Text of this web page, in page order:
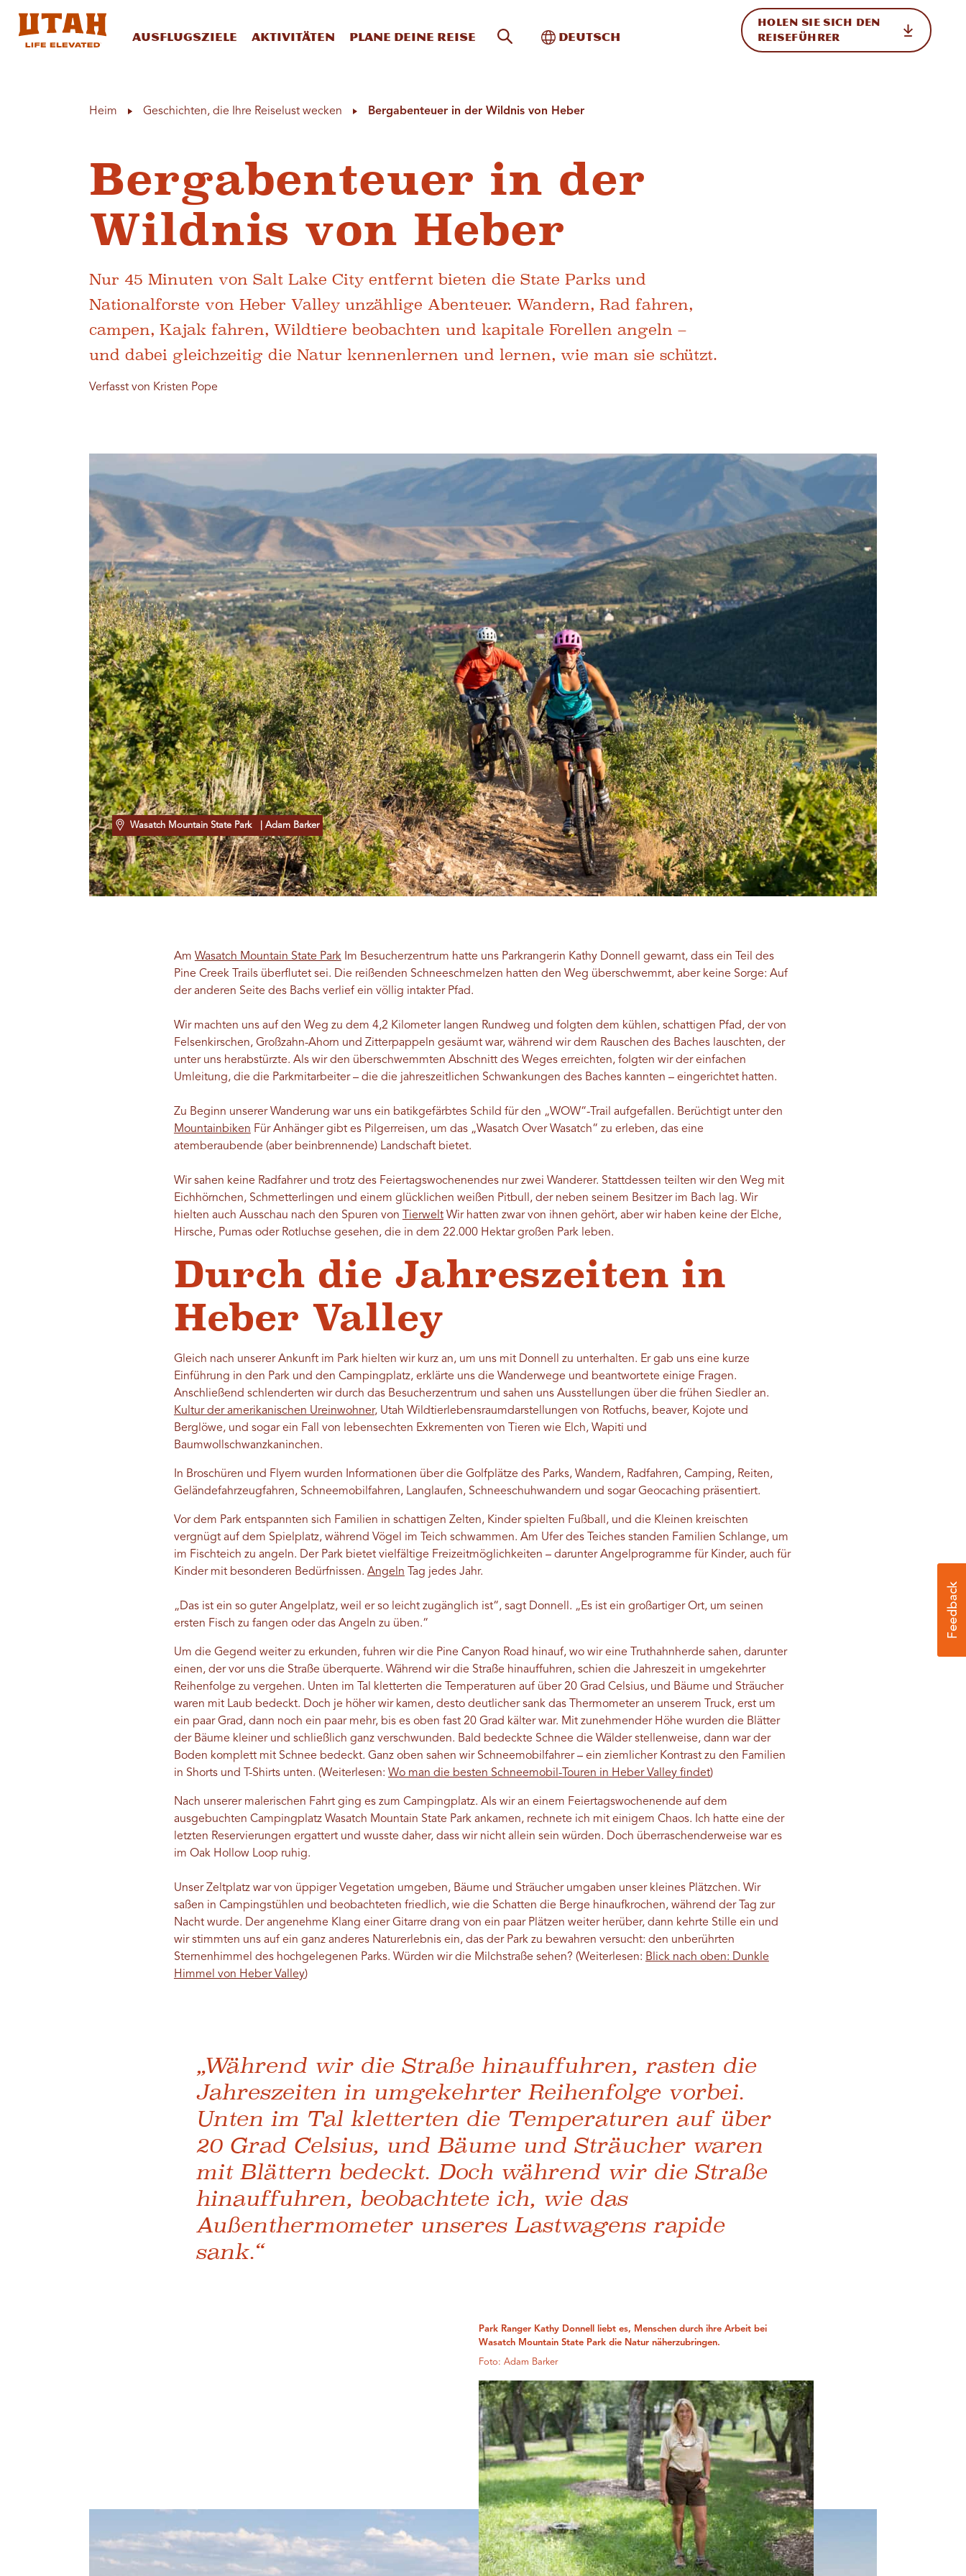
Ausflugsziele Aktivitäten Plane deine Reise Website-Suche
Toggle International
Deutsch
HOLEN SIE SICH DEN
REISEFÜHRER
Heim Geschichten, die Ihre Reiselust wecken Bergabenteuer in der Wildnis von Heber
Bergabenteuer in der
Wildnis von Heber
Nur 45 Minuten von Salt Lake City entfernt bieten die State Parks und
Nationalforste von Heber Valley unzählige Abenteuer. Wandern, Rad fahren,
campen, Kajak fahren, Wildtiere beobachten und kapitale Forellen angeln –
und dabei gleichzeitig die Natur kennenlernen und lernen, wie man sie schützt.
Verfasst von Kristen Pope
Wasatch Mountain State Park | Adam Barker
Am Wasatch Mountain State ParkIm Besucherzentrum hatte uns Parkrangerin Kathy Donnell gewarnt, dass ein Teil des
Pine Creek Trails überflutet sei. Die reißenden Schneeschmelzen hatten den Weg überschwemmt, aber keine Sorge: Auf
der anderen Seite des Bachs verlief ein völlig intakter Pfad.
Wir machten uns auf den Weg zu dem 4,2 Kilometer langen Rundweg und folgten dem kühlen, schattigen Pfad, der von
Felsenkirschen, Großzahn-Ahorn und Zitterpappeln gesäumt war, während wir dem Rauschen des Baches lauschten, der
unter uns herabstürzte. Als wir den überschwemmten Abschnitt des Weges erreichten, folgten wir der einfachen
Umleitung, die die Parkmitarbeiter – die die jahreszeitlichen Schwankungen des Baches kannten – eingerichtet hatten.
Zu Beginn unserer Wanderung war uns ein batikgefärbtes Schild für den „WOW“-Trail aufgefallen. Berüchtigt unter den
Mountainbiken Für Anhänger gibt es Pilgerreisen, um das „Wasatch Over Wasatch“ zu erleben, das eine
atemberaubende (aber beinbrennende) Landschaft bietet.
Wir sahen keine Radfahrer und trotz des Feiertagswochenendes nur zwei Wanderer. Stattdessen teilten wir den Weg mit
Eichhörnchen, Schmetterlingen und einem glücklichen weißen Pitbull, der neben seinem Besitzer im Bach lag. Wir
hielten auch Ausschau nach den Spuren von
TierweltWir hatten zwar von ihnen gehört, aber wir haben keine der Elche,
Hirsche, Pumas oder Rotluchse gesehen, die in dem 22.000 Hektar großen Park leben.
Durch die Jahreszeiten in
Heber Valley
Gleich nach unserer Ankunft im Park hielten wir kurz an, um uns mit Donnell zu unterhalten. Er gab uns eine kurze
Einführung in den Park und den Campingplatz, erklärte uns die Wanderwege und beantwortete einige Fragen.
Anschließend schlenderten wir durch das Besucherzentrum und sahen uns Ausstellungen über die frühen Siedler an.
Kultur der amerikanischen Ureinwohner, Utah Wildtierlebensraumdarstellungen von Rotfuchs, beaver, Kojote und
Berglöwe, und sogar ein Fall von lebensechten Exkrementen von Tieren wie Elch, Wapiti und
Baumwollschwanzkaninchen.
In Broschüren und Flyern wurden Informationen über die Golfplätze des Parks, Wandern, Radfahren, Camping, Reiten,
Geländefahrzeugfahren, Schneemobilfahren, Langlaufen, Schneeschuhwandern und sogar Geocaching präsentiert.
Vor dem Park entspannten sich Familien in schattigen Zelten, Kinder spielten Fußball, und die Kleinen kreischten
vergnügt auf dem Spielplatz, während Vögel im Teich schwammen. Am Ufer des Teiches standen Familien Schlange, um
im Fischteich zu angeln. Der Park bietet vielfältige Freizeitmöglichkeiten – darunter Angelprogramme für Kinder, auch für
Kinder mit besonderen Bedürfnissen. Angeln Tag jedes Jahr.
„Das ist ein so guter Angelplatz, weil er so leicht zugänglich ist“, sagt Donnell. „Es ist ein großartiger Ort, um seinen
ersten Fisch zu fangen oder das Angeln zu üben.“
Um die Gegend weiter zu erkunden, fuhren wir die Pine Canyon Road hinauf, wo wir eine Truthahnherde sahen, darunter
einen, der vor uns die Straße überquerte. Während wir die Straße hinauffuhren, schien die Jahreszeit in umgekehrter
Reihenfolge zu vergehen. Unten im Tal kletterten die Temperaturen auf über 20 Grad Celsius, und Bäume und Sträucher
waren mit Laub bedeckt. Doch je höher wir kamen, desto deutlicher sank das Thermometer an unserem Truck, erst um
ein paar Grad, dann noch ein paar mehr, bis es oben fast 20 Grad kälter war. Mit zunehmender Höhe wurden die Blätter
der Bäume kleiner und schließlich ganz verschwunden. Bald bedeckte Schnee die Wälder stellenweise, dann war der
Boden komplett mit Schnee bedeckt. Ganz oben sahen wir Schneemobilfahrer – ein ziemlicher Kontrast zu den Familien
in Shorts und T-Shirts unten. (Weiterlesen: Wo man die besten Schneemobil-Touren in Heber Valley findet)
Nach unserer malerischen Fahrt ging es zum Campingplatz. Als wir an einem Feiertagswochenende auf dem
ausgebuchten Campingplatz Wasatch Mountain State Park ankamen, rechnete ich mit einigem Chaos. Ich hatte eine der
letzten Reservierungen ergattert und wusste daher, dass wir nicht allein sein würden. Doch überraschenderweise war es
im Oak Hollow Loop ruhig.
Unser Zeltplatz war von üppiger Vegetation umgeben, Bäume und Sträucher umgaben unser kleines Plätzchen. Wir
saßen in Campingstühlen und beobachteten friedlich, wie die Schatten die Berge hinaufkrochen, während der Tag zur
Nacht wurde. Der angenehme Klang einer Gitarre drang von ein paar Plätzen weiter herüber, dann kehrte Stille ein und
wir stimmten uns auf ein ganz anderes Naturerlebnis ein, das der Park zu bewahren versucht: den unberührten
Sternenhimmel des hochgelegenen Parks. Würden wir die Milchstraße sehen? (Weiterlesen: Blick nach oben: Dunkle
Himmel von Heber Valley)
„Während wir die Straße hinauffuhren, rasten die
Jahreszeiten in umgekehrter Reihenfolge vorbei.
Unten im Tal kletterten die Temperaturen auf über
20 Grad Celsius, und Bäume und Sträucher waren
mit Blättern bedeckt. Doch während wir die Straße
hinauffuhren, beobachtete ich, wie das
Außenthermometer unseres Lastwagens rapide
sank.“
Park Ranger Kathy Donnell liebt es, Menschen durch ihre Arbeit bei
Wasatch Mountain State Park die Natur näherzubringen.
Foto: Adam Barker